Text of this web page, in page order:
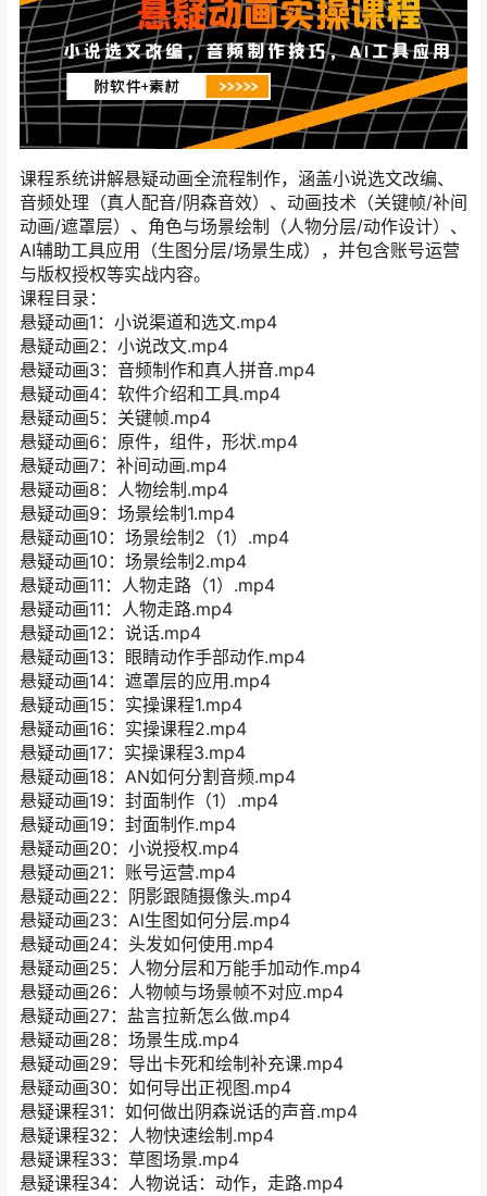
课程系统讲解悬疑动画全流程制作，涵盖小说选文改编、
音频处理（真人配音/阴森音效）、动画技术（关键帧/补间
动画/遮罩层）、角色与场景绘制（人物分层/动作设计）、
AI辅助工具应用（生图分层/场景生成），并包含账号运营
与版权授权等实战内容。
课程目录：
悬疑动画1：小说渠道和选文.mp4
悬疑动画2：小说改文.mp4
悬疑动画3：音频制作和真人拼音.mp4
悬疑动画4：软件介绍和工具.mp4
悬疑动画5：关键帧.mp4
悬疑动画6：原件，组件，形状.mp4
悬疑动画7：补间动画.mp4
悬疑动画8：人物绘制.mp4
悬疑动画9：场景绘制1.mp4
悬疑动画10：场景绘制2（1）.mp4
悬疑动画10：场景绘制2.mp4
悬疑动画11：人物走路（1）.mp4
悬疑动画11：人物走路.mp4
悬疑动画12：说话.mp4
悬疑动画13：眼睛动作手部动作.mp4
悬疑动画14：遮罩层的应用.mp4
悬疑动画15：实操课程1.mp4
悬疑动画16：实操课程2.mp4
悬疑动画17：实操课程3.mp4
悬疑动画18：AN如何分割音频.mp4
悬疑动画19：封面制作（1）.mp4
悬疑动画19：封面制作.mp4
悬疑动画20：小说授权.mp4
悬疑动画21：账号运营.mp4
悬疑动画22：阴影跟随摄像头.mp4
悬疑动画23：Al生图如何分层.mp4
悬疑动画24：头发如何使用.mp4
悬疑动画25：人物分层和万能手加动作.mp4
悬疑动画26：人物帧与场景帧不对应.mp4
悬疑动画27：盐言拉新怎么做.mp4
悬疑动画28：场景生成.mp4
悬疑动画29：导出卡死和绘制补充课.mp4
悬疑动画30：如何导出正视图.mp4
悬疑课程31：如何做出阴森说话的声音.mp4
悬疑课程32：人物快速绘制.mp4
悬疑课程33：草图场景.mp4
悬疑课程34：人物说话：动作，走路.mp4